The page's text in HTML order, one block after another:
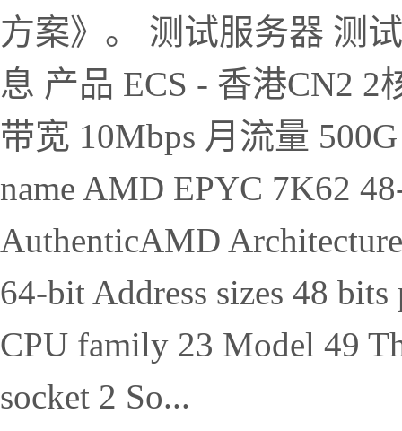
方案》。 测试服务器 测
息 产品 ECS - 香港CN2 2
带宽 10Mbps 月流量
name AMD EPYC 7K62
AuthenticAMD
64-bit Address sizes 48
CPU family 23 Model 49
socket 2 So...